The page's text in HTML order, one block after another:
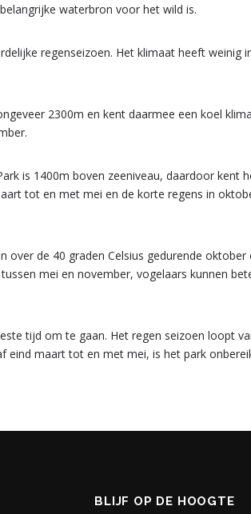
waterbron voor het wild is.
regenseizoen. Het klimaat heeft
2300m en kent daarmee een koel
is 1400m boven zeeniveau, daardoor
tot en met mei en de korte regens in
de 40 graden Celsius gedurende
mei en november, vogelaars kunnen
tijd om te gaan. Het regen seizoen loopt
eind maart tot en met mei, is het park
BLIJF OP DE HOOGTE